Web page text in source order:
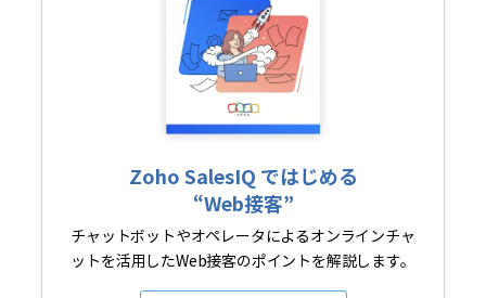
Zoho SalesIQ ではじめる
“Web接客”
チャットボットやオペレータによるオンラインチャ
ットを活用したWeb接客のポイントを解説します。